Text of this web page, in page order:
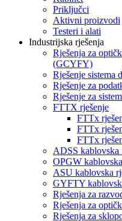
Priključci
Aktivni proizvodi
Testeri i alati
Industrijska rješenja
Rješenja za
(GCYFY)
Rješenje sistema
Rješenje za
Rješenje za
FTTX rješenje
FTTx
FTTx
FTTx
ADSS kablovska
OPGW
ASU kablovska
GYFTY
Rješenja za
Rješenja za
Rješenja za